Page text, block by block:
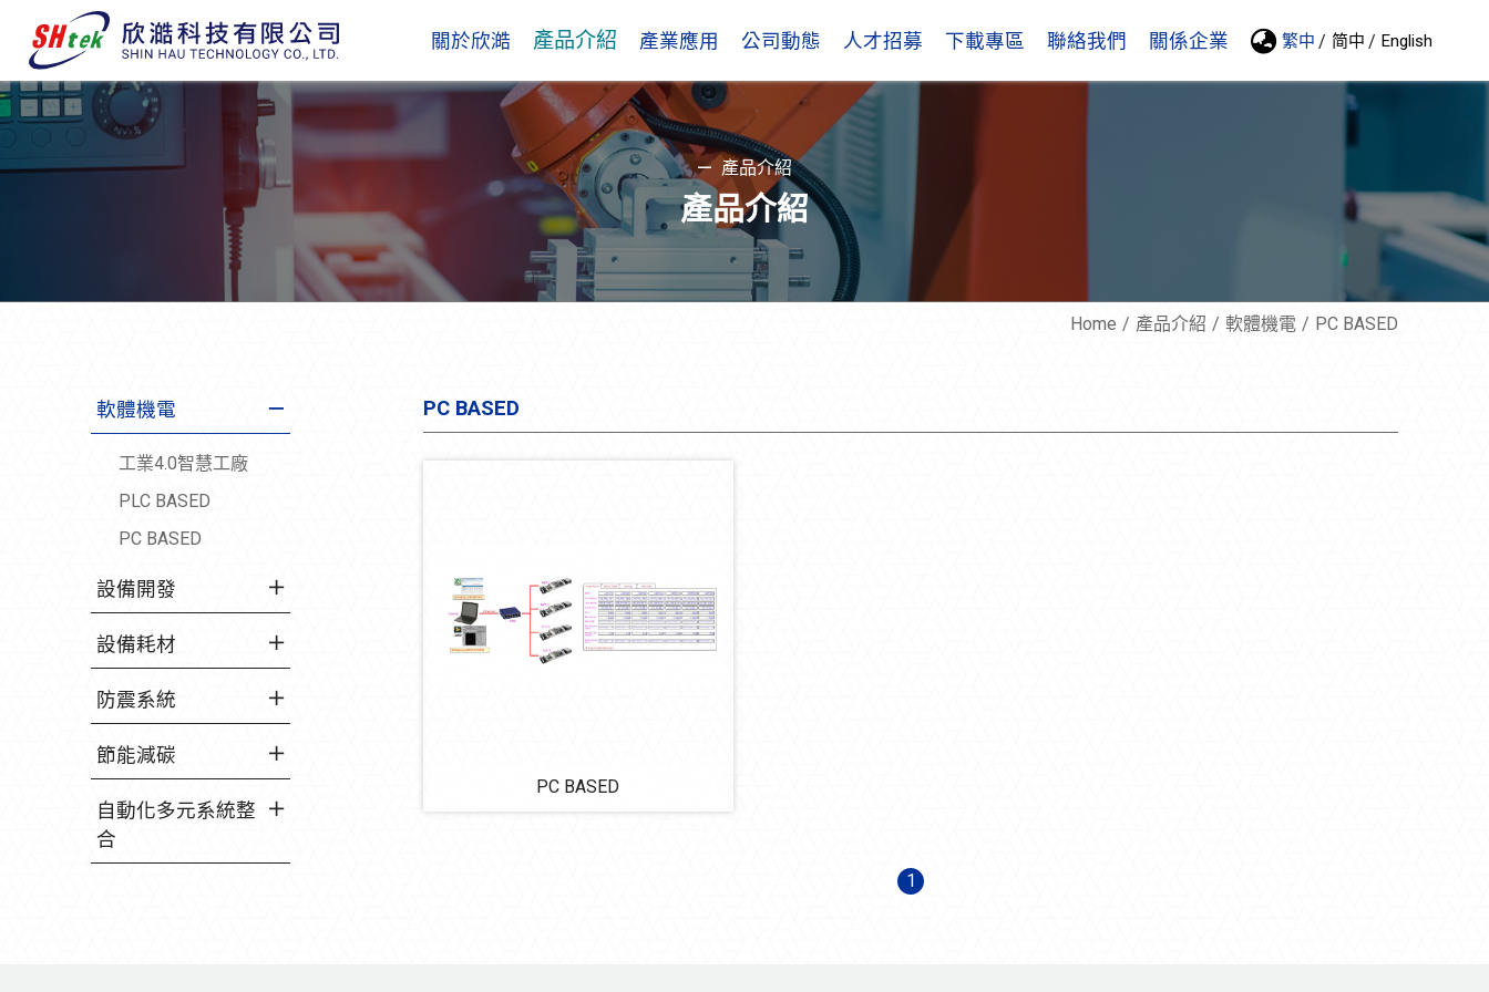
關於欣澔 產品介紹 產業應用 公司動態 人才招募 下載專區 聯絡我們 關係企業 繁中 简中 English
產品介紹
產品介紹
Home 產品介紹 軟體機電 PC BASED
軟體機電
工業4.0智慧工廠
PLC BASED
PC BASED
設備開發
設備耗材
防震系統
節能減碳
自動化多元系統整
合
PC BASED
PC BASED
1